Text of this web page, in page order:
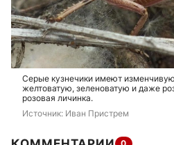
Серые кузнечики имеют
желтоватую, зеленоватую и даже
розовая личинка.
Источник: Иван Пристрем